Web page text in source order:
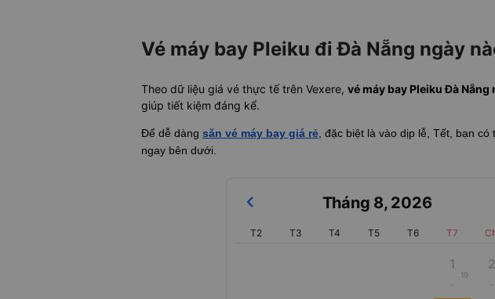
Vé máy bay Pleiku đi Đà Nẵng ngày
Theo dữ liệu giá vé thực tế trên Vexere, vé máy bay Pleiku Đà
giúp tiết kiệm đáng kể.
Để dễ dàng săn vé máy bay giá rẻ , đặc biệt là vào dịp lễ, Tết, bạn
ngay bên dưới.
Tháng 8, 2026
T2 T3 T4 T5 T6 T7
1
19
2